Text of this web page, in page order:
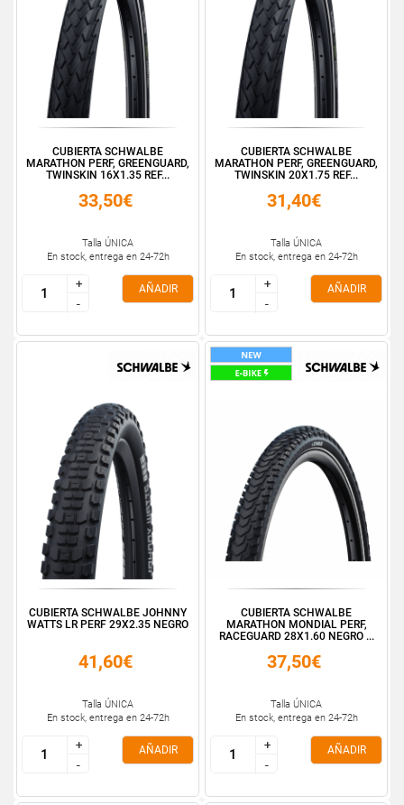
CUBIERTA SCHWALBE
MARATHON PERF, GREENGUARD,
TWINSKIN 16X1.35 REF...
33,50€
Talla ÚNICA
En stock, entrega en 24-72h
+
-
+
-
AÑADIR
CUBIERTA SCHWALBE
MARATHON PERF, GREENGUARD,
TWINSKIN 20X1.75 REF...
31,40€
Talla ÚNICA
En stock, entrega en 24-72h
+
-
+
-
AÑADIR
CUBIERTA SCHWALBE JOHNNY
WATTS LR PERF 29X2.35 NEGRO
41,60€
Talla ÚNICA
En stock, entrega en 24-72h
+
-
+
-
AÑADIR
CUBIERTA SCHWALBE
MARATHON MONDIAL PERF,
RACEGUARD 28X1.60 NEGRO ...
37,50€
Talla ÚNICA
En stock, entrega en 24-72h
+
-
+
-
AÑADIR